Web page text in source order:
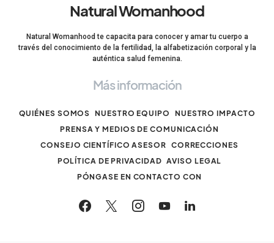
Natural Womanhood
Natural Womanhood te capacita para conocer y amar tu cuerpo a
través del conocimiento de la fertilidad, la alfabetización corporal y la
auténtica salud femenina.
Más información
QUIÉNES SOMOS NUESTRO EQUIPO
NUESTRO IMPACTO
PRENSA Y MEDIOS DE COMUNICACIÓN
CONSEJO CIENTÍFICO ASESOR CORRECCIONES
POLÍTICA DE PRIVACIDAD AVISO LEGAL
PÓNGASE EN CONTACTO CON